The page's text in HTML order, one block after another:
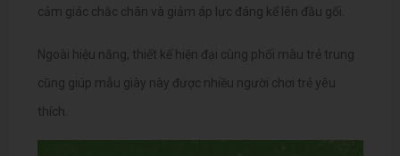
cảm giác chắc chân và giảm áp lực đáng kể lên đầu gối.
Ngoài hiệu năng, thiết kế hiện đại cùng phối màu trẻ trung
cũng giúp mẫu giày này được nhiều người chơi trẻ yêu
thích.